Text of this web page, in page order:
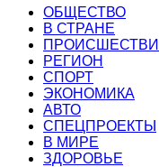
ОБЩЕСТВО
В СТРАНЕ
РЕГИОН
CПОРТ
ЭКОНОМИКА
АВТО
СПЕЦПРОЕКТЫ
В МИРЕ
ЗДОРОВЬЕ